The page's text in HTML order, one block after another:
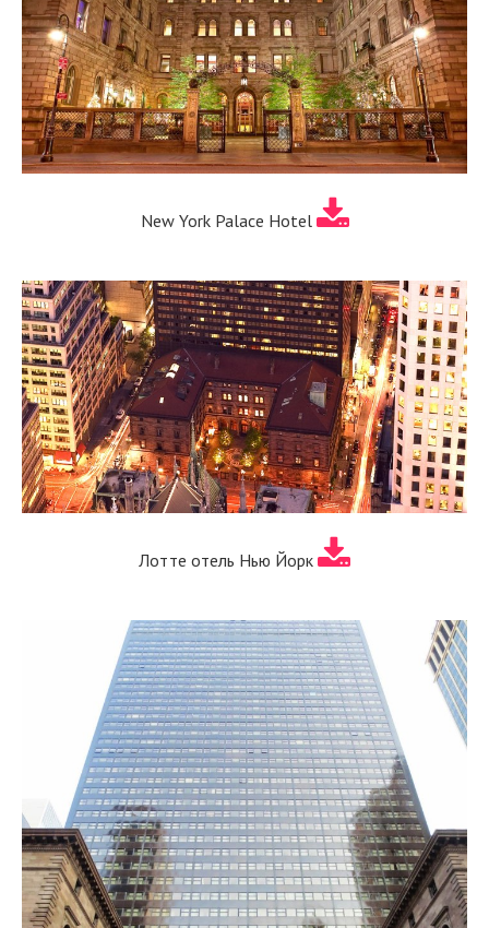
New York Palace Hotel
Лотте отель Нью Йорк